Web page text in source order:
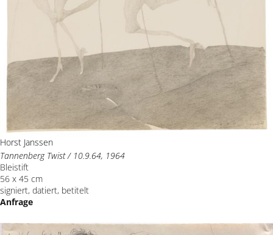
Horst Janssen
Tannenberg Twist / 10.9.64, 1964
Bleistift
56 x 45 cm
signiert, datiert, betitelt
Anfrage